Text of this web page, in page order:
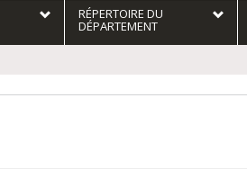
RÉPERTOIRE DU
DÉPARTEMENT